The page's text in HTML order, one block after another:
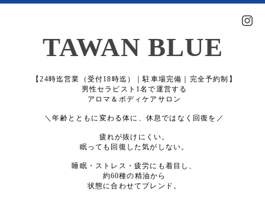
TAWAN BLUE
【24時迄営業（受付18時迄）｜駐車場完備｜完全予約制】
男性セラピスト1名で運営する
アロマ＆ボディケアサロン
＼年齢とともに変わる体に、休息ではなく回復を／
疲れが抜けにくい。
眠っても回復した気がしない。
睡眠・ストレス・疲労にも着目し、
約60種の精油から
状態に合わせてブレンド。